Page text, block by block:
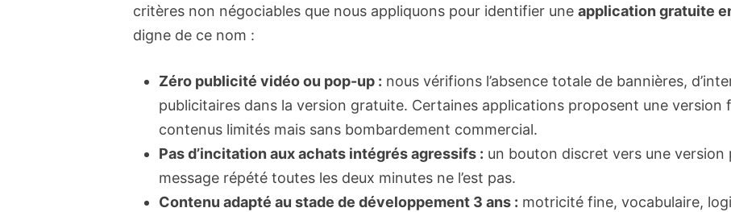
critères non négociables que nous appliquons pour identifier uneapplication gratuite
digne de ce nom :
Zéro publicité vidéo ou pop-up : nous vérifions l’absence totale de bannières,
publicitaires dans la version gratuite. Certaines applications proposent une version
contenus limités mais sans bombardement commercial.
Pas d’incitation aux achats intégrés agressifs : un bouton discret vers une version
message répété toutes les deux minutes ne l’est pas.
Contenu adapté au stade de développement 3 ans : motricité fine, vocabulaire,